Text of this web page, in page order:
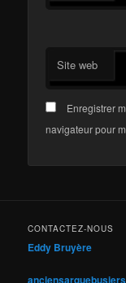
Site web
Enregistrer
navigateur pour
CONTACTEZ-NOUS
Eddy Bruyère